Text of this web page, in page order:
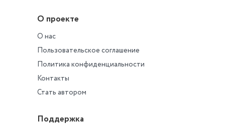
О проекте
О нас
Пользовательское соглашение
Политика конфиденциальности
Контакты
Стать автором
Поддержка